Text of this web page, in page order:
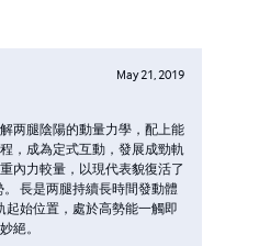
May 21, 2019
两腿陰陽的動量力學，配上能
，成為定式互動，發展成勁軌
內力較量，以現代表貌復活了
長是两腿持續長時間發動體
起始位置，處於高勢能一觸即
絕。